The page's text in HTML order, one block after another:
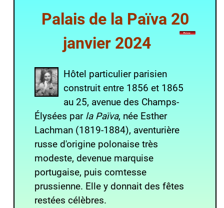
Palais de la Païva 20
janvier 2024
Hôtel particulier parisien
construit entre 1856 et 1865
au 25, avenue des Champs-
Élysées par la Païva, née Esther
Lachman (1819-1884), aventurière
russe d'origine polonaise très
modeste, devenue marquise
portugaise, puis comtesse
prussienne. Elle y donnait des fêtes
restées célèbres.